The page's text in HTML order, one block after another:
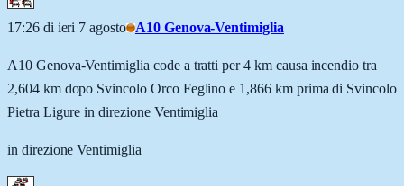
17:26 di ieri 7 agosto A10 Genova-Ventimiglia
A10 Genova-Ventimiglia code a tratti per 4 km causa incendio tra
2,604 km dopo Svincolo Orco Feglino e 1,866 km prima di Svincolo
Pietra Ligure in direzione Ventimiglia
in direzione Ventimiglia